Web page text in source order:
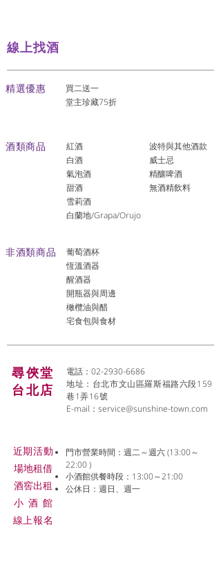
線上找酒
​精選優惠
買二送一
堂主珍藏75折
酒類商品
紅酒
白酒
氣泡酒
​甜酒
雪莉酒
白蘭地/Grapa/Orujo
波特與其他酒款
威士忌
精釀啤酒
​無酒精飲料
非酒類商品
葡萄酒杯
恆溫酒器
醒酒器
開瓶器與周邊
橄欖油與醋
宅食包與食材
尋俠堂
台北店
電話：02-2930-6686
地址：台北市文山區羅斯福路六段159
巷1弄16號
E-mail： service@sunshine-town.com
近期活動
場地租借
​酒窖出租
小酒 館
線上報名
門市營業時間：週二～週六 (13:00～
22:00 )
小酒館供餐時段：13:00～21:00
公休日：週日、週一